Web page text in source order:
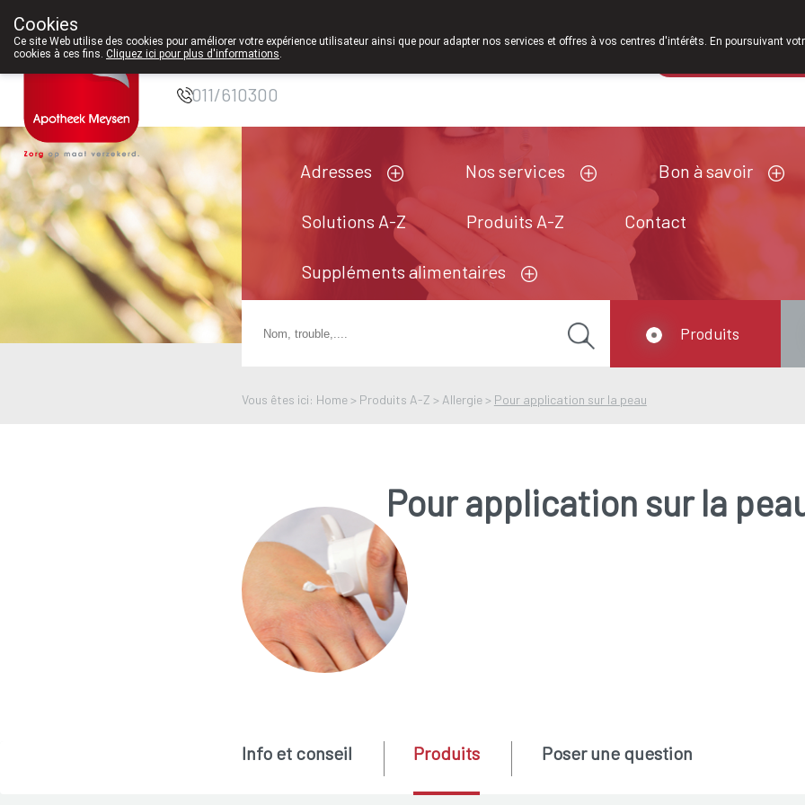
Pharmacie Meysen
SPRL
011/610300
Adresses Nos services Bon à savoir
Solutions A-Z Produits A-Z Contact
Suppléments alimentaires
Vous êtes ici: Home > Produits A-Z > Allergie > Pour application sur la peau
Produits
Pour application sur la
Info et conseil Produits Poser une question
Cookies
Ce site Web utilise des cookies pour améliorer votre expérience utilisateur ainsi que pour adapter nos services et offres à vos centres d'intérêts. En poursuivant
cookies à ces fins. Cliquez ici pour plus d'informations.